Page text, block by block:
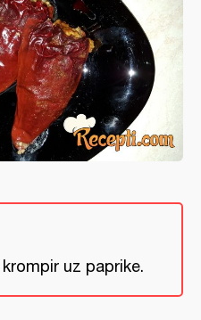
uz paprike.